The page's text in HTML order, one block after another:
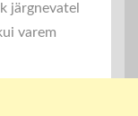
järgnevatel
varem